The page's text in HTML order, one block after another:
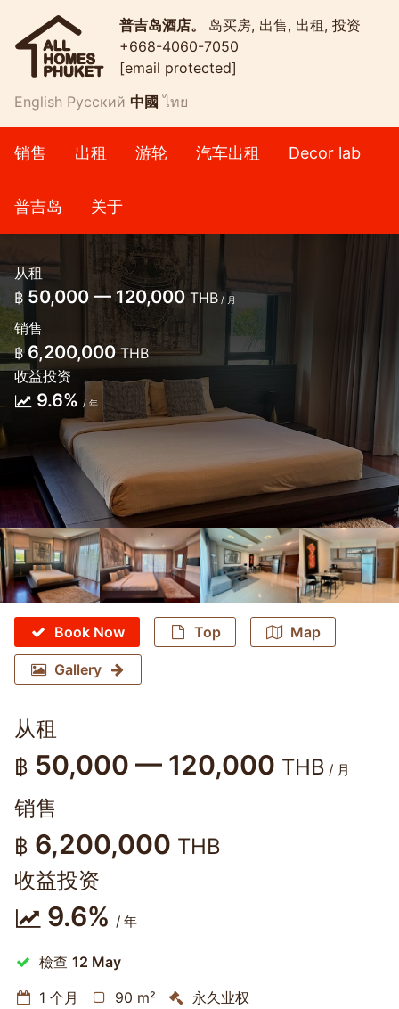
普吉岛酒店。 岛买房, 出售, 出租, 投资
+668-4060-7050
[email protected]
English Русский 中國 ไทย
销售 出租 游轮 汽车出租 Decor lab
普吉岛 关于
从租
฿ 50,000 — 120,000THB / 月
销售
฿ 6,200,000 THB
收益投资
9.6% / 年
Book Now Top Map
Gallery
从租
฿ 50,000 — 120,000 THB / 月
销售
฿ 6,200,000 THB
收益投资
9.6% / 年
檢查 12 May
1 个月
90 m²
永久业权